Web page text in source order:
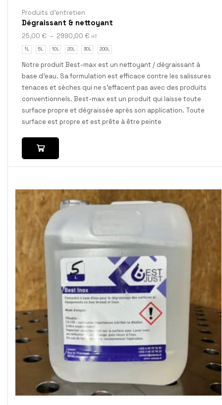
Produits d'entretien
Dégraissant & nettoyant
25,00 € – 2990,00 € HT
1L 5L 10L 20L 30L 200L
Notre produit Best-max est un nettoyant / dégraissant à
base d’eau. Sa formulation est efficace contre les salissures
tenaces et sèches qui ne s’effacent pas avec des produits
conventionnels. Best-max est un produit qui laisse toute
surface propre et dégraissée après son application. Toute
surface est propre et est prête à être peinte